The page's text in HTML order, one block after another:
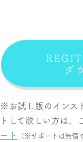
ダ
※お試し版のインス
トして欲しい方は、
ート
（※サポートは無償